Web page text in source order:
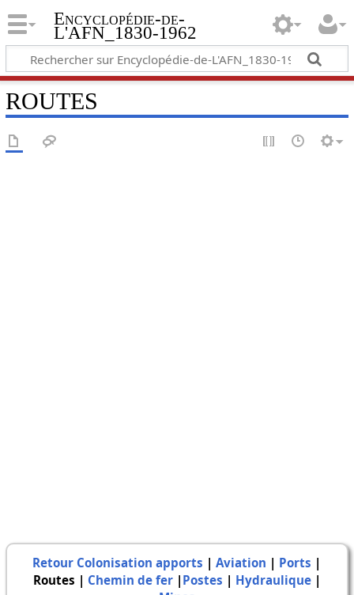
Encyclopédie-de-
L'AFN_1830-1962
ROUTES
Retour Colonisation apports |Aviation | Ports |
Routes | Chemin de fer| Postes | Hydraulique|